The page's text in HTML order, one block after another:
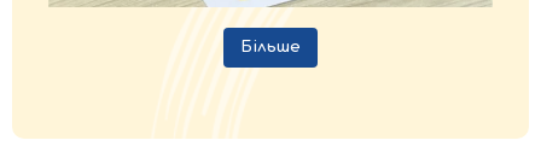
Більше